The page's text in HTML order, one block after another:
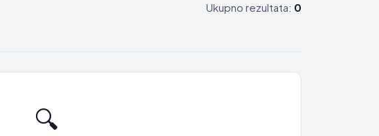
Ukupno rezultata: 0
🔍